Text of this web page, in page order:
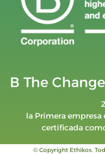
B The Change
la Primera
certificada
© Copyright Ethikos.